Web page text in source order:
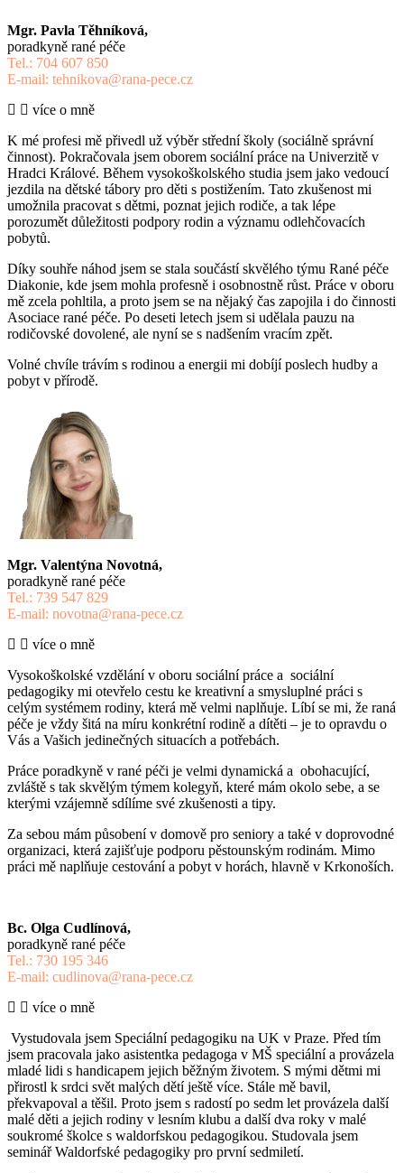
Mgr. Pavla Těhníková,
poradkyně rané péče
Tel.: 704 607 850
E-mail: tehnikova@rana-pece.cz
více o mně
K mé profesi mě přivedl už výběr střední školy (sociálně správní
činnost). Pokračovala jsem oborem sociální práce na Univerzitě v
Hradci Králové. Během vysokoškolského studia jsem jako vedoucí
jezdila na dětské tábory pro děti s postižením. Tato zkušenost mi
umožnila pracovat s dětmi, poznat jejich rodiče, a tak lépe
porozumět důležitosti podpory rodin a významu odlehčovacích
pobytů.
Díky souhře náhod jsem se stala součástí skvělého týmu Rané péče
Diakonie, kde jsem mohla profesně i osobnostně růst. Práce v oboru
mě zcela pohltila, a proto jsem se na nějaký čas zapojila i do činnosti
Asociace rané péče. Po deseti letech jsem si udělala pauzu na
rodičovské dovolené, ale nyní se s nadšením vracím zpět.
Volné chvíle trávím s rodinou a energii mi dobíjí poslech hudby a
pobyt v přírodě.
Mgr. Valentýna Novotná,
poradkyně rané péče
Tel.: 739 547 829
E-mail: novotna@rana-pece.cz
více o mně
Vysokoškolské vzdělání v oboru sociální práce a sociální
pedagogiky mi otevřelo cestu ke kreativní a smysluplné práci s
celým systémem rodiny, která mě velmi naplňuje. Líbí se mi, že raná
péče je vždy šitá na míru konkrétní rodině a dítěti – je to opravdu o
Vás a Vašich jedinečných situacích a potřebách.
Práce poradkyně v rané péči je velmi dynamická a obohacující,
zvláště s tak skvělým týmem kolegyň, které mám okolo sebe, a se
kterými vzájemně sdílíme své zkušenosti a tipy.
Za sebou mám působení v domově pro seniory a také v doprovodné
organizaci, která zajišťuje podporu pěstounským rodinám. Mimo
práci mě naplňuje cestování a pobyt v horách, hlavně v Krkonoších.
Bc. Olga Cudlínová,
poradkyně rané péče
Tel.: 730 195 346
E-mail: cudlinova@rana-pece.cz
více o mně
Vystudovala jsem Speciální pedagogiku na UK v Praze. Před tím
jsem pracovala jako asistentka pedagoga v MŠ speciální a provázela
mladé lidi s handicapem jejich běžným životem. S mými dětmi mi
přirostl k srdci svět malých dětí ještě více. Stále mě bavil,
překvapoval a těšil. Proto jsem s radostí po sedm let provázela další
malé děti a jejich rodiny v lesním klubu a další dva roky v malé
soukromé školce s waldorfskou pedagogikou. Studovala jsem
seminář Waldorfské pedagogiky pro první sedmiletí.